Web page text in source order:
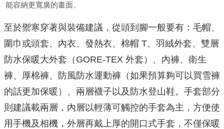
能容納更寬廣的畫面。
至於禦寒穿著與裝備建議，從頭到腳一般要有：毛帽、
圍巾或頭套、內衣、發熱衣、棉帽 T、羽絨外套、雙層
防水保暖大外套（GORE-TEX 外套）、內褲、衛生
褲、厚棉褲、防風防水運動褲（如果預算夠可以買雪褲
的話更加保暖）、兩層襪子以及防水登山鞋。手套部分
則建議載兩層，內層以輕薄可觸控的手套為主，方便使
用手機及相機，外層再戴上厚的開口式手套，不僅保暖